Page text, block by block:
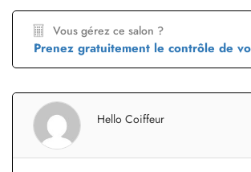
Vous gérez ce salon ?
Prenez gratuitement le contrôle de
Hello Coiffeur